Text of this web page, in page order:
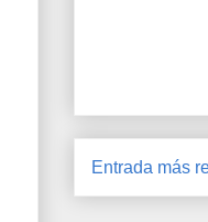
Entrada más